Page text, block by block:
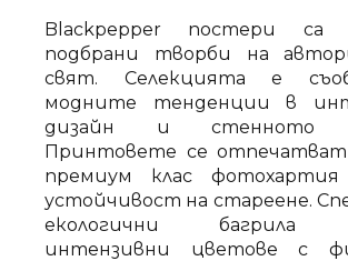
Blackpepper постери са
подбрани творби на
свят. Селекцията е
модните тенденции в
дизайн и стенното
Принтовете се отпечатват
премиум клас
устойчивост на стареене.
екологични багрила
интензивни цветове с